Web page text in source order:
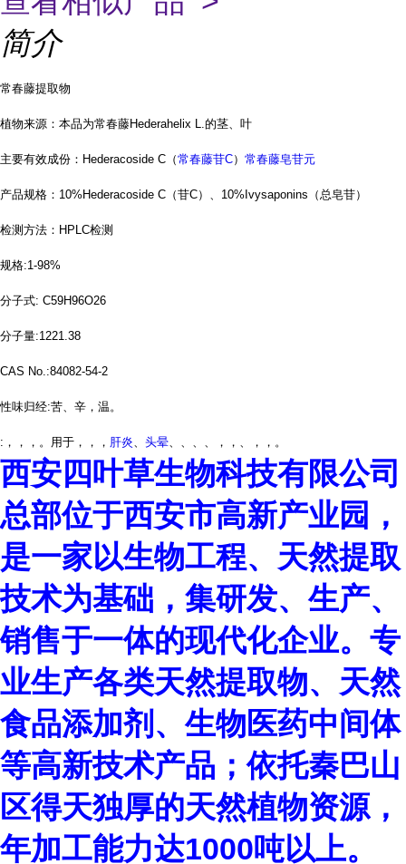
简介
常春藤提取物
植物来源：本品为常春藤Hederahelix L.的茎、叶
主要有效成份： Hederacoside C （常春藤苷C） 常春藤皂苷元
产品规格： 10%Hederacoside C （苷C）、 10%Ivysaponins （总皂苷）
检测方法： HPLC检测
规格:1-98%
分子式: C59H96O26
分子量:1221.38
CAS No.:84082-54-2
性味归经:苦、辛，温。
: ，，，。用于 ，，， 肝炎、 头晕、、、 、，， 、，， 。
西安四叶草生物科技有限公司
总部位于西安市高新产业园，
是一家以生物工程、天然提取
技术为基础，集研发、生产、
销售于一体的现代化企业。专
业生产各类天然提取物、天然
食品添加剂、生物医药中间体
等高新技术产品；依托秦巴山
区得天独厚的天然植物资源，
年加工能力达1000吨以上。